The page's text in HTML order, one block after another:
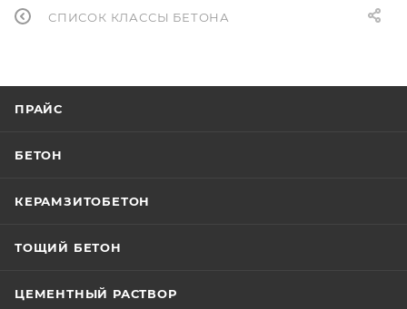
СПИСОК КЛАССЫ БЕТОНА
ПРАЙС
БЕТОН
КЕРАМЗИТОБЕТОН
ТОЩИЙ БЕТОН
ЦЕМЕНТНЫЙ РАСТВОР